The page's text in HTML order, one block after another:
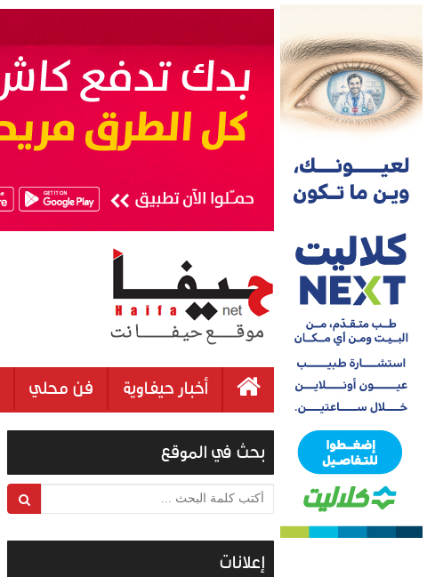
أخبار حيفاوية فن محلي
بحث في الموقع
أكتب كلمة البحث ...
إعلانات